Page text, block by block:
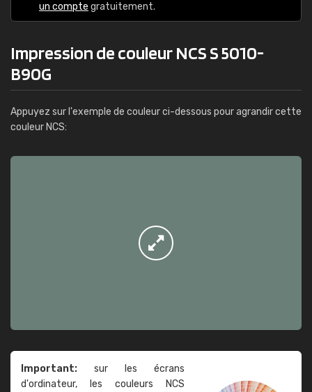
un compte gratuitement.
Impression de couleur NCS S 5010-
B90G
Appuyez sur l'exemple de couleur ci-dessous pour agrandir cette
couleur NCS:
Important: sur les écrans
d'ordinateur, les couleurs NCS